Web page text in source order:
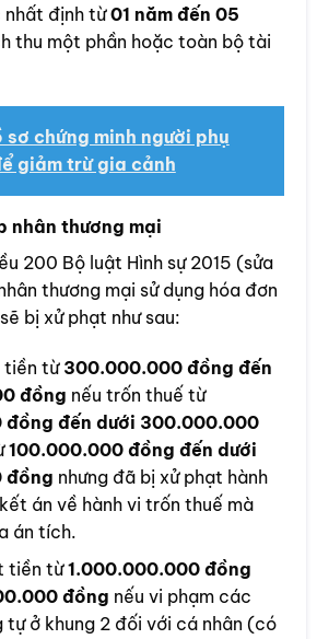
nhất định từ01 năm đến 05
thu một phần hoặc toàn bộ tài
sơ chứng minh người phụ
giảm trừ gia cảnh
nhân thương mại
200 Bộ luật Hình sự 2015 (sửa
thương mại sử dụng hóa đơn
bị xử phạt như sau:
tiền từ 300.000.000 đồng đến
đồng nếu trốn thuế từ
đến dưới 300.000.000
100.000.000 đồng đến dưới
đồng nhưng đã bị xử phạt hành
án về hành vi trốn thuế mà
án tích.
tiền từ1.000.000.000 đồng
đồng nếu vi phạm các
ở khung 2 đối với cá nhân (có